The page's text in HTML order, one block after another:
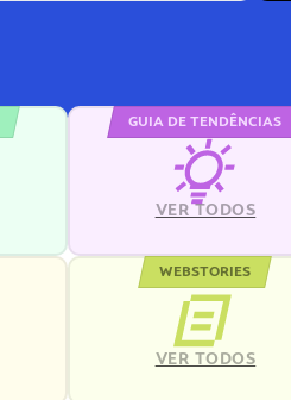
GUIA DE TENDÊNCIAS
VER TODOS
WEBSTORIES
VER TODOS